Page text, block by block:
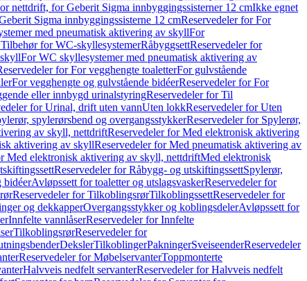
nettdrift, for Geberit Sigma innbyggingssisterner 12 cmIkke egnet
Sigma innbyggingssisterne 12 cmReservedeler for For
med pneumatisk aktivering av skyllFor
for WC-skyllesystemerRåbyggsettReservedeler for
For WC skyllesystemer med pneumatisk aktivering av
for For vegghengte toaletterFor gulvstående
For vegghengte og gulvstående bidéerReservedeler for For
eller innbygd urinalstyringReservedeler for Til
for Urinal, drift uten vannUten lokkReservedeler for Uten
spylerørsbend og overgangsstykkerReservedeler for Spylerør,
av skyll, nettdriftReservedeler for Med elektronisk aktivering
aktivering av skyllReservedeler for Med pneumatisk aktivering av
Med elektronisk aktivering av skyll, nettdriftMed elektronisk
Reservedeler for Råbygg- og utskiftingssettSpylerør,
bidéerAvløpssett for toaletter og utslagsvaskerReservedeler for
Reservedeler for TilkoblingsrørTilkoblingssettReservedeler for
og dekkapperOvergangsstykker og koblingsdelerAvløpssett for
Innfelte vannlåserReservedeler for Innfelte
TilkoblingsrørReservedeler for
DekslerTilkoblingerPakningerSveiseenderReservedeler
Reservedeler for MøbelservanterToppmonterte
Halvveis nedfelt servanterReservedeler for Halvveis nedfelt